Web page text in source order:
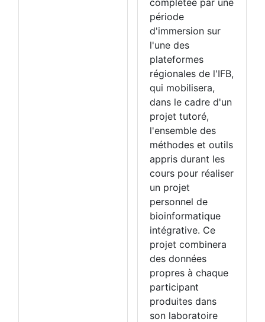
complétée par une
période
d'immersion sur
l'une des
plateformes
régionales de l'IFB,
qui mobilisera,
dans le cadre d'un
projet tutoré,
l'ensemble des
méthodes et outils
appris durant les
cours pour réaliser
un projet
personnel de
bioinformatique
intégrative. Ce
projet combinera
des données
propres à chaque
participant
produites dans
son laboratoire